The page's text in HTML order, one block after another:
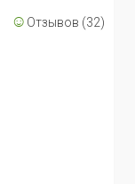
Уведомить